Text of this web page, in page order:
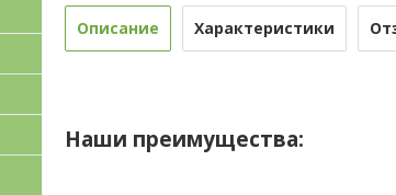
Описание Характеристики
Наши преимущества: